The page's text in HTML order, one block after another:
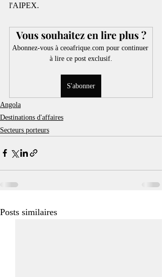
l'AIPEX.
Vous souhaitez en lire plus ?
Abonnez-vous à ceoafrique.com pour continuer
à lire ce post exclusif.
S'abonner
Angola
Destinations d'affaires
Secteurs porteurs
Posts similaires